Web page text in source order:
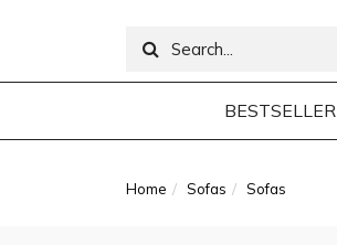
BESTSELLER
Home Sofas Sofas